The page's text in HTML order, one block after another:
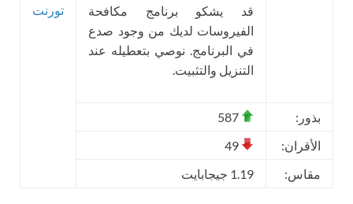
تورنت
قد يشكو برنامج مكافحة
الفيروسات لديك من وجود صدع
في البرنامج. نوصي بتعطيله عند
التنزيل والتثبيت.
بذور:
الأقران:
مقاس:
1.19 جيجابايت